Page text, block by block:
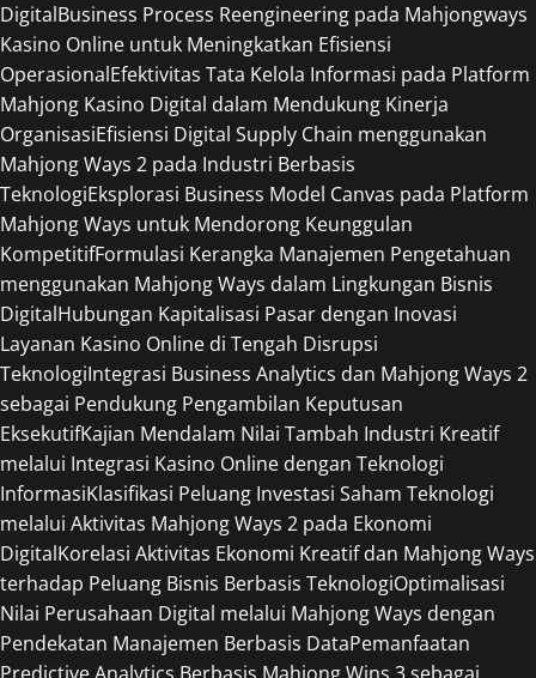
DigitalBusiness Process Reengineering pada Mahjongways
Kasino Online untuk Meningkatkan Efisiensi
OperasionalEfektivitas Tata Kelola Informasi pada Platform
Mahjong Kasino Digital dalam Mendukung Kinerja
OrganisasiEfisiensi Digital Supply Chain menggunakan
Mahjong Ways 2 pada Industri Berbasis
TeknologiEksplorasi Business Model Canvas pada Platform
Mahjong Ways untuk Mendorong Keunggulan
KompetitifFormulasi Kerangka Manajemen Pengetahuan
menggunakan Mahjong Ways dalam Lingkungan Bisnis
DigitalHubungan Kapitalisasi Pasar dengan Inovasi
Layanan Kasino Online di Tengah Disrupsi
TeknologiIntegrasi Business Analytics dan Mahjong Ways 2
sebagai Pendukung Pengambilan Keputusan
EksekutifKajian Mendalam Nilai Tambah Industri Kreatif
melalui Integrasi Kasino Online dengan Teknologi
InformasiKlasifikasi Peluang Investasi Saham Teknologi
melalui Aktivitas Mahjong Ways 2 pada Ekonomi
DigitalKorelasi Aktivitas Ekonomi Kreatif dan Mahjong Ways
terhadap Peluang Bisnis Berbasis TeknologiOptimalisasi
Nilai Perusahaan Digital melalui Mahjong Ways dengan
Pendekatan Manajemen Berbasis DataPemanfaatan